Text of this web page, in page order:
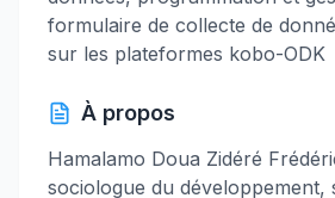
formulaire de collecte de
sur les plateformes kobo-ODK
À propos
Hamalamo Doua Zidéré
sociologue du développement,